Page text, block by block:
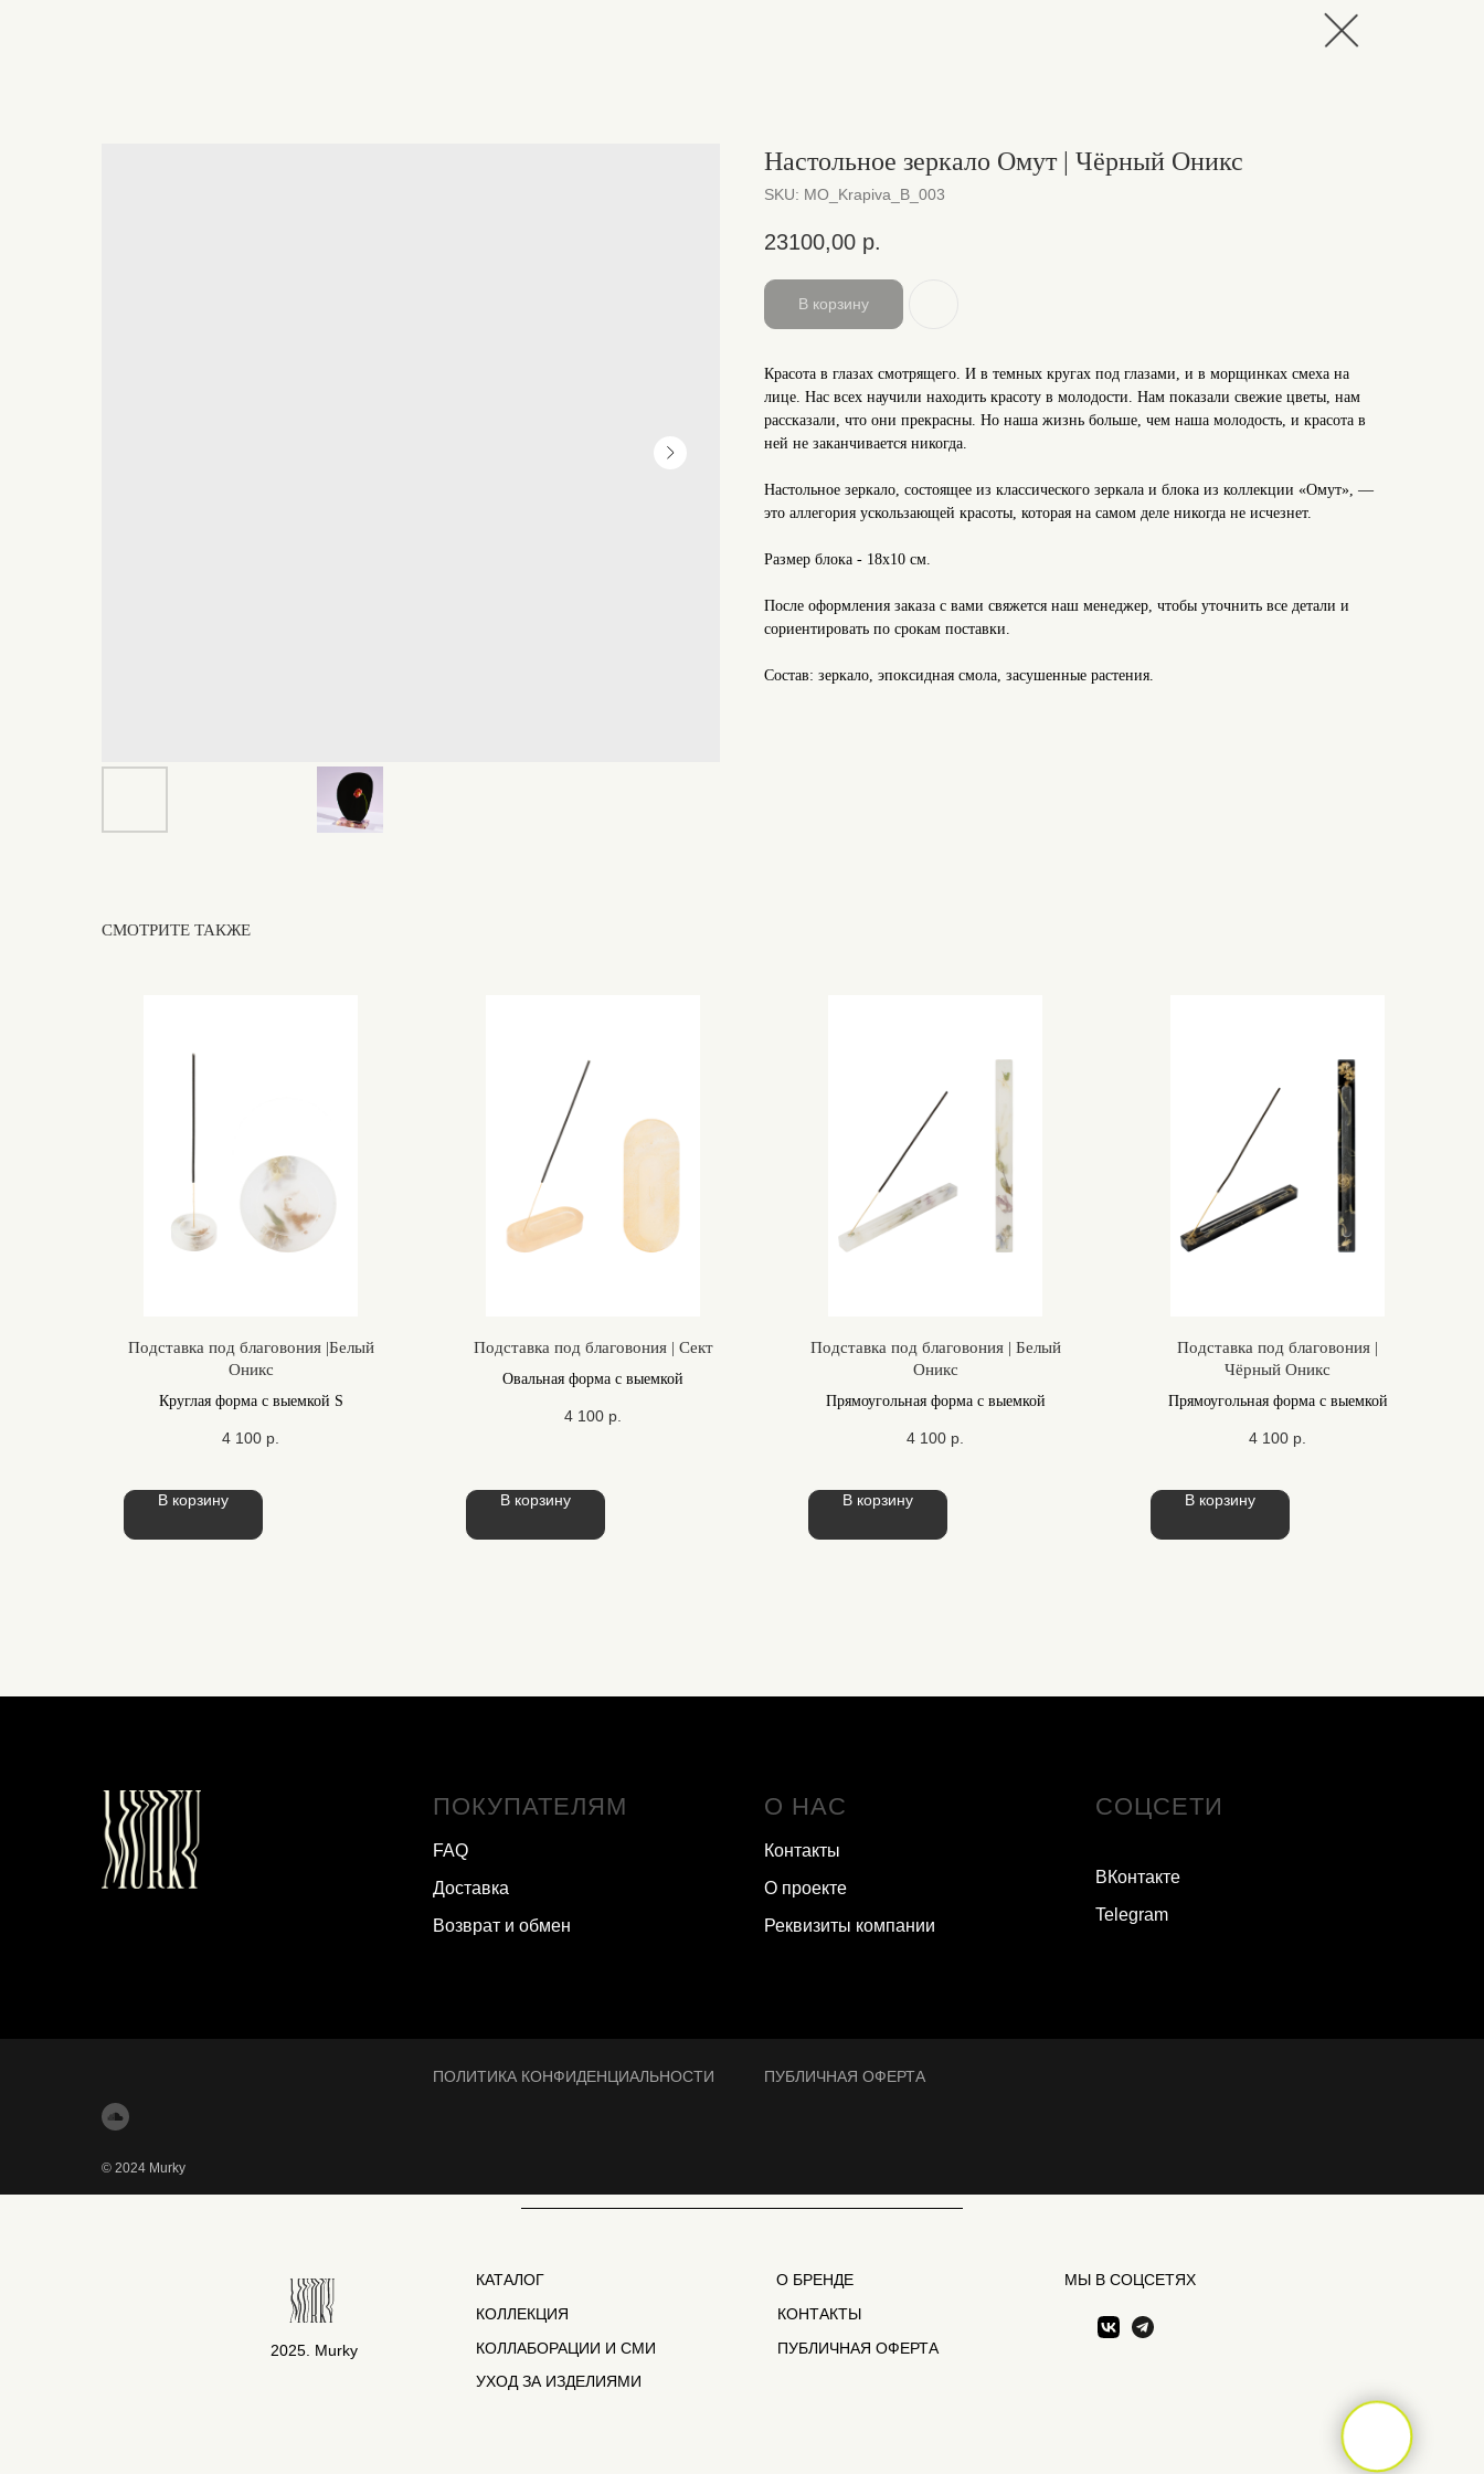
Настольное зеркало Омут | Чёрный Оникс
SKU: MO_Krapiva_B_003
23100,00 р.
В корзину
Красота в глазах смотрящего. И в темных кругах под глазами, и в морщинках смеха на
лице. Нас всех научили находить красоту в молодости. Нам показали свежие цветы, нам
рассказали, что они прекрасны. Но наша жизнь больше, чем наша молодость, и красота в
ней не заканчивается никогда.
Настольное зеркало, состоящее из классического зеркала и блока из коллекции «Омут», —
это аллегория ускользающей красоты, которая на самом деле никогда не исчезнет.
Размер блока - 18х10 см.
После оформления заказа с вами свяжется наш менеджер, чтобы уточнить все детали и
сориентировать по срокам поставки.
Состав: зеркало, эпоксидная смола, засушенные растения.
CМОТРИТЕ ТАКЖЕ
Подставка под благовония |Белый
Оникс
Круглая форма с выемкой S
4 100 р.
В корзину
Подставка под благовония | Сект
Овальная форма с выемкой
4 100 р.
В корзину
Подставка под благовония | Белый
Оникс
Прямоугольная форма с выемкой
4 100 р.
В корзину
Подставка под благовония |
Чёрный Оникс
Прямоугольная форма с выемкой
4 100 р.
В корзину
ПОКУПАТЕЛЯМ
FAQ
Доставка
Возврат и обмен
О НАС
Контакты
О проекте
Реквизиты компании
СОЦСЕТИ
ВКонтакте
Telegram
© 2024 Murky
ПОЛИТИКА КОНФИДЕНЦИАЛЬНОСТИ ПУБЛИЧНАЯ ОФЕРТА
КАТАЛОГ О БРЕНДЕ
МЫ В СОЦСЕТЯХ
КОЛЛЕКЦИЯ
КОНТАКТЫ
КОЛЛАБОРАЦИИ И СМИ
ПУБЛИЧНАЯ ОФЕРТА
2025. Murky
УХОД ЗА ИЗДЕЛИЯМИ